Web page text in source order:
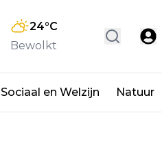
24°C
Bewolkt
Sociaal en Welzijn Natuur